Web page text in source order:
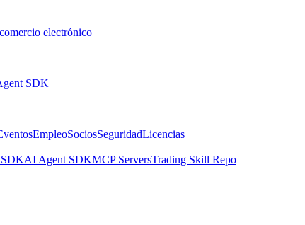
electrónico
SDK
EmpleoSociosSeguridadLicencias
AI Agent SDKMCP ServersTrading Skill Repo